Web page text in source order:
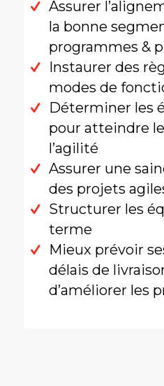
Assurer
la bonne
programmes &
Instaurer des
modes de
Déterminer les
pour atteindre
l’agilité
Assurer une
des projets
Structurer les
terme
Mieux prévoir
délais de
d’améliorer les